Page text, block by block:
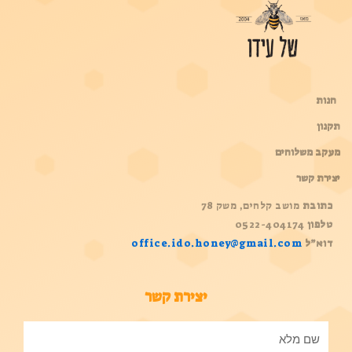
חנות
תקנון
מעקב משלוחים
יצירת קשר
כתובת מושב קלחים, משק 78
טלפון 0522-404174
דוא”ל office.ido.honey@gmail.com
יצירת קשר